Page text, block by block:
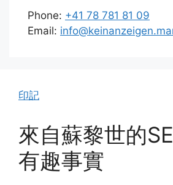
Phone: +41 78 781 81 09
Email:
印記
來自蘇黎世的
有趣事實